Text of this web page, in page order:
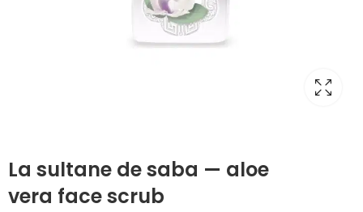
La sultane de saba — aloe
vera face scrub